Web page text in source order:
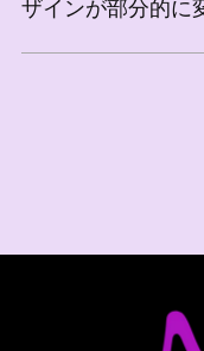
ザインが部分的に